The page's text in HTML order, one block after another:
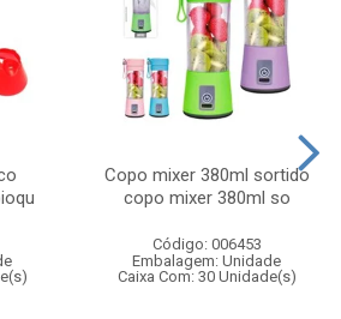
Copo mixer 380ml sortido
copo mixer 380ml so
Código: 006453
Embalagem: Unidade
Caixa Com: 30 Unidade(s)